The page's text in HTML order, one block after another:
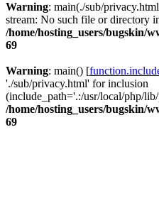
Warning: main(./sub/
stream: No such file or directory
/home/hosting_users/bugskin/
69
Warning: main() [
'./sub/privacy.html' for inclusion
(include_path='.:/usr/local/php/
/home/hosting_users/bugskin/
69